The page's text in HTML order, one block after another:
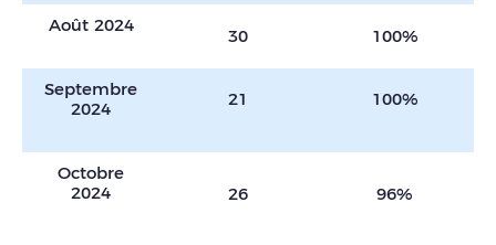
Août 2024
30 100%
Septembre
2024
21 100%
Octobre
2024
26 96%